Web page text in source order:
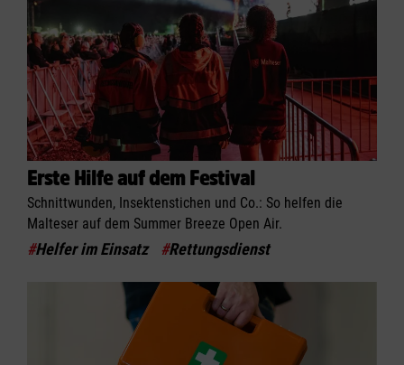
Erste Hilfe auf dem Festival
Schnittwunden, Insektenstichen und Co.: So helfen die
Malteser auf dem Summer Breeze Open Air.
#Helfer im Einsatz #Rettungsdienst